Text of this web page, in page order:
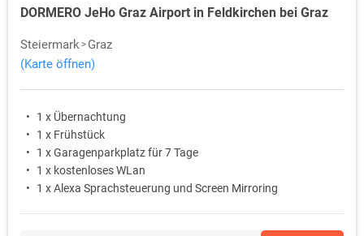
DORMERO JeHo Graz Airport in Feldkirchen bei Graz
Steiermark
Graz
(Karte öffnen)
1 x Übernachtung
1 x Frühstück
1 x Garagenparkplatz für 7 Tage
1 x kostenloses WLan
1 x Alexa Sprachsteuerung und Screen Mirroring